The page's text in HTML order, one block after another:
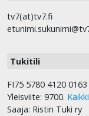
tv7(at)tv7.fi
Tukitili
FI75 5780 4120
Yleisviite: 9700.
Saaja: Ristin Tuki ry